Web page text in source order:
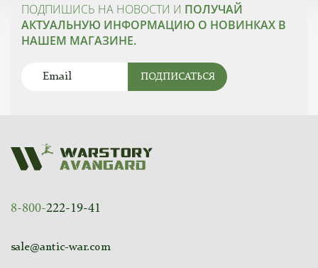
ПОДПИШИСЬ НА НОВОСТИ И ПОЛУЧАЙ
АКТУАЛЬНУЮ ИНФОРМАЦИЮ О НОВИНКАХ В
НАШЕМ МАГАЗИНЕ.
ПОДПИСАТЬСЯ
8-800-222-19-41
sale@antic-war.com